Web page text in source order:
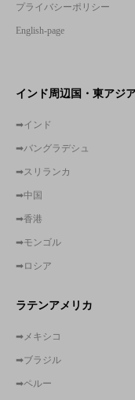
プライバシーポリシー
English-page
インド周辺国・東アジ
➡インド
➡バングラデシュ
➡スリランカ
➡中国
➡香港
➡モンゴル
➡ロシア
ラテンアメリカ
➡メキシコ
➡ブラジル
➡ペルー